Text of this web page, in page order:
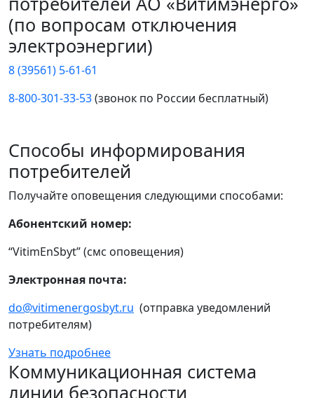
(по вопросам отключения
электроэнергии)
8 (39561) 5-61-61
8-800-301-33-53(звонок по России бесплатный)
Способы информирования
потребителей
Получайте оповещения следующими способами:
Абонентский номер:
“VitimEnSbyt” (смс оповещения)
Электронная почта:
do@vitimenergosbyt.ru (отправка уведомлений
потребителям)
Узнать подробнее
Коммуникационная система
линии безопасности